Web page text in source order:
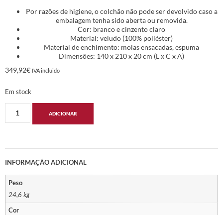
Por razões de higiene, o colchão não pode ser devolvido caso a
embalagem tenha sido aberta ou removida.
Cor: branco e cinzento claro
Material: veludo (100% poliéster)
Material de enchimento: molas ensacadas, espuma
Dimensões: 140 x 210 x 20 cm (L x C x A)
349,92€ IVA incluido
Em stock
ADICIONAR
INFORMAÇÃO ADICIONAL
Peso
24,6 kg
Cor